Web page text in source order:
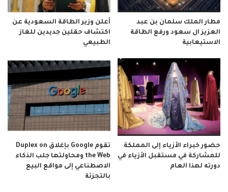
مطار الملك سلمان بن عبد
العزيز ال سعود ورفع الطاقة
الاستيعابية
أعلن وزير الطاقة السعودية عن
اكتشاف حقلين جديدين للغاز
الطبيعي
حضور خبراء الأزياء إلى المملكة
للمشاركة في مستقبل الأزياء في
دورته لهذا العام
تقوم Google بإغلاق Duplex on
the Web ومحاولتها جلب الذكاء
الاصطناعي إلى مواقع البيع
بالتجزئة